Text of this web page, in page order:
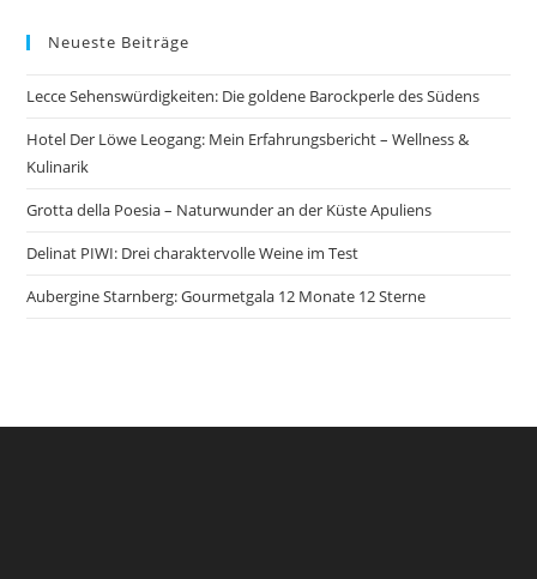
Jaipur
Neueste Beiträge
Lecce Sehenswürdigkeiten: Die goldene Barockperle des Südens
Hotel Der Löwe Leogang: Mein Erfahrungsbericht – Wellness &
Kulinarik
Grotta della Poesia – Naturwunder an der Küste Apuliens
Delinat PIWI: Drei charaktervolle Weine im Test
Aubergine Starnberg: Gourmetgala 12 Monate 12 Sterne